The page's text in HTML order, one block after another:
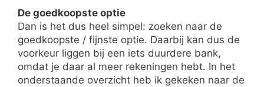
De goedkoopste optie
Dan is het dus heel simpel: zoeken naar de
goedkoopste / fijnste optie. Daarbij kan dus de
voorkeur liggen bij een iets duurdere bank,
omdat je daar al meer rekeningen hebt. In het
onderstaande overzicht heb ik gekeken naar de